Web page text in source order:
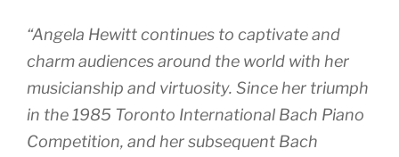
“Angela Hewitt continues to captivate and
charm audiences around the world with her
musicianship and virtuosity. Since her triumph
in the 1985 Toronto International Bach Piano
Competition, and her subsequent Bach